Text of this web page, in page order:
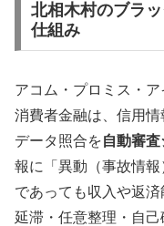
北相木村のブラ
仕組み
アコム・プロミス・
消費者金融は、信用
データ照合を自動審
報に「異動（事故情
であっても収入や返済
延滞・任意整理・自